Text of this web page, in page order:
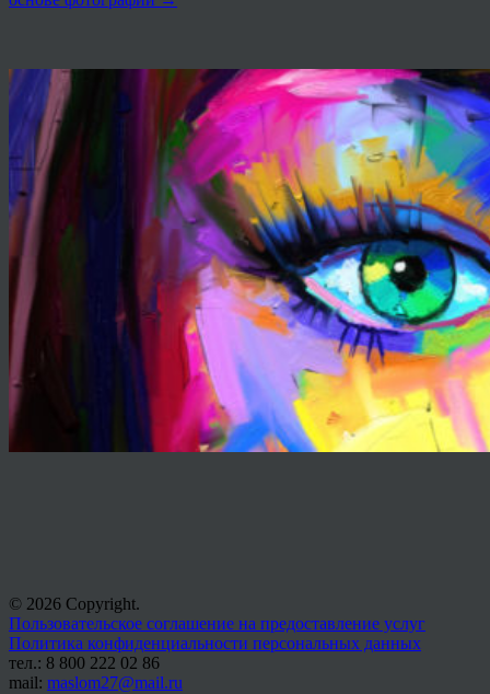
© 2026 Copyright.
Пользовательское соглашение на предоставление услуг
Политика конфиденциальности персональных данных
тел.: 8 800 222 02 86
mail: maslom27@mail.ru